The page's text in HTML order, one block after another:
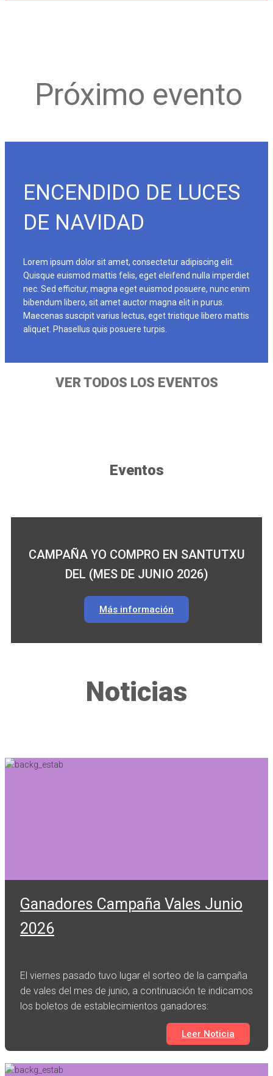
Próximo evento
ENCENDIDO DE LUCES
DE NAVIDAD
Lorem ipsum dolor sit amet, consectetur adipiscing elit.
Quisque euismod mattis felis, eget eleifend nulla imperdiet
nec. Sed efficitur, magna eget euismod posuere, nunc enim
bibendum libero, sit amet auctor magna elit in purus.
Maecenas suscipit varius lectus, eget tristique libero mattis
aliquet. Phasellus quis posuere turpis.
VER TODOS LOS EVENTOS
Eventos
CAMPAÑA YO COMPRO EN SANTUTXU
DEL (MES DE JUNIO 2026)
Más información
Noticias
Ganadores Campaña Vales Junio
2026
El viernes pasado tuvo lugar el sorteo de la campaña
de vales del mes de junio, a continuación te indicamos
los boletos de establecimientos ganadores:
Leer Noticia